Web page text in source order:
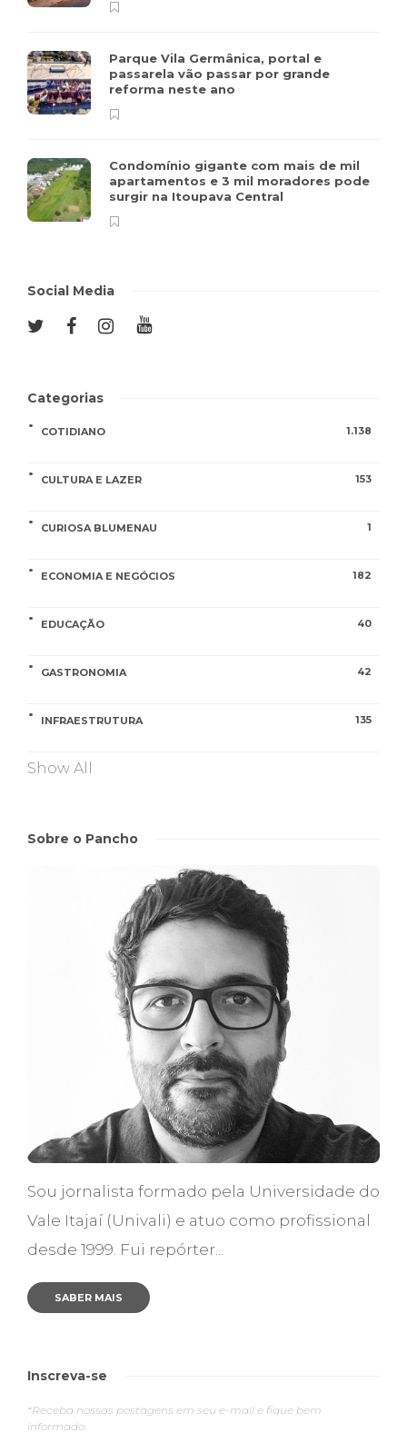
Parque Vila Germânica, portal e
passarela vão passar por grande
reforma neste ano
Condomínio gigante com mais de mil
apartamentos e 3 mil moradores pode
surgir na Itoupava Central
Social Media
Categorias
COTIDIANO 1.138
CULTURA E LAZER 153
CURIOSA BLUMENAU 1
ECONOMIA E NEGÓCIOS 182
EDUCAÇÃO 40
GASTRONOMIA 42
INFRAESTRUTURA 135
Show All
Sobre o Pancho
Sou jornalista formado pela Universidade do
Vale Itajaí (Univali) e atuo como profissional
desde 1999. Fui repórter...
SABER MAIS
Inscreva-se
*Receba nossas postagens em seu e-mail e fique bem
informado.